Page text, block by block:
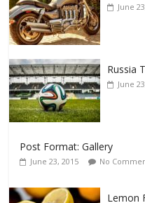
June
Russia
June
Post Format: Gallery
June 23, 2015 No
Lemon